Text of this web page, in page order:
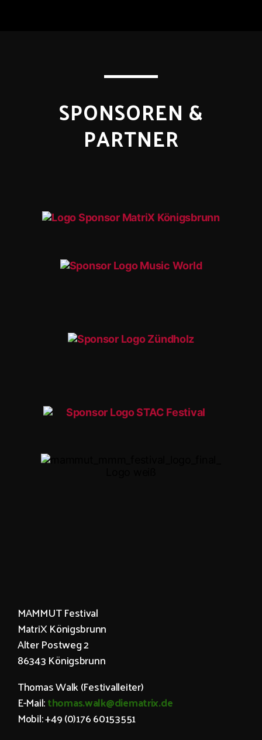
SPONSOREN &
PARTNER
MAMMUT Festival
MatriX Königsbrunn
Alter Postweg 2
86343 Königsbrunn
Thomas Walk (Festivalleiter)
E-Mail:thomas.walk@diematrix.de
Mobil: +49 (0)176 60153551